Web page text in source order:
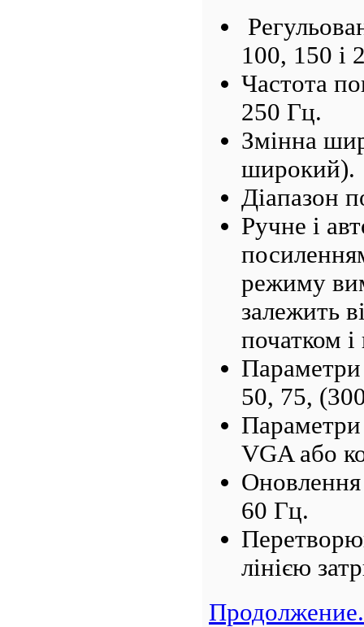
100, 150 і
Частота
250 Гц.
Змінна
широкий).
Діапазон
Ручне і
режиму
залежить
початком
50, 75,
Параметри
VGA або
60 Гц.
лінією